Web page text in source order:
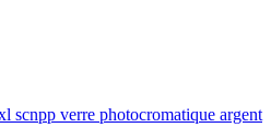
scnpp verre photocromatique argent